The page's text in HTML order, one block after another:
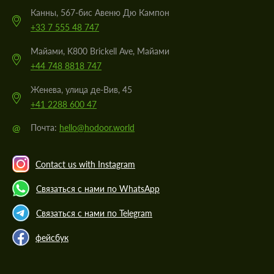
Канны, 567-бис Авеню Дю Кампон
+33 7 555 48 747
Майами, K800 Brickell Ave, Майами
+44 748 8818 747
Женева, улица де-Вив, 45
+41 2288 600 47
@ Почта: hello@hodoor.world
Contact us with Instagram
Связаться с нами по WhatsApp
Связаться с нами по Telegram
фейсбук